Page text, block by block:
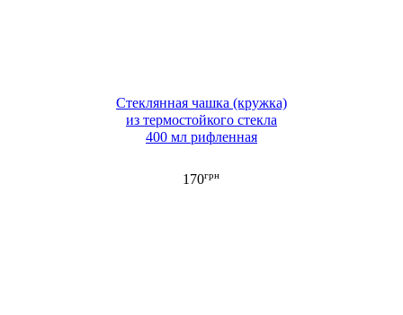
Стеклянная чашка (кружка)
из термостойкого стекла
400 мл рифленная
170грн